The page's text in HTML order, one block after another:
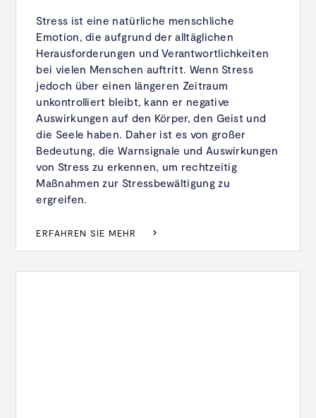
Stress ist eine natürliche menschliche
Emotion, die aufgrund der alltäglichen
Herausforderungen und Verantwortlichkeiten
bei vielen Menschen auftritt. Wenn Stress
jedoch über einen längeren Zeitraum
unkontrolliert bleibt, kann er negative
Auswirkungen auf den Körper, den Geist und
die Seele haben. Daher ist es von großer
Bedeutung, die Warnsignale und Auswirkungen
von Stress zu erkennen, um rechtzeitig
Maßnahmen zur Stressbewältigung zu
ergreifen.
ERFAHREN SIE MEHR